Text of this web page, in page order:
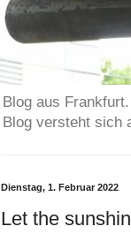
Blog aus
Blog versteht sich
Dienstag, 1. Februar 2022
Let the